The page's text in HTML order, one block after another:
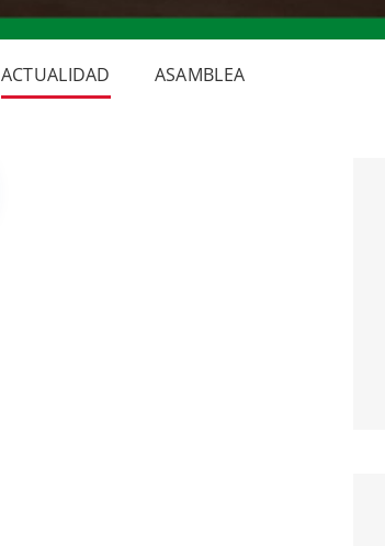
ACTUALIDAD ASAMBLEA